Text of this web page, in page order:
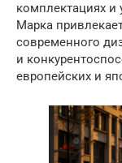
комплектациях и
Марка
современного
и
европейских и